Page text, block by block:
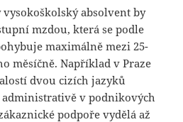
absolvent by
mzdou, která se podle
maximálně mezi 25-
měsíčně. Například v Praze
dvou cizích jazyků
administrativě v podnikových
podpoře vydělá až